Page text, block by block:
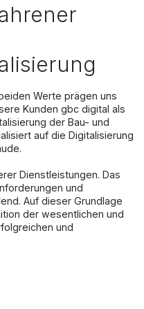
Werte prägen uns
Kunden gbc digital als
der Bau- und
auf die Digitalisierung
Dienstleistungen. Das
und
Auf dieser Grundlage
der wesentlichen und
und